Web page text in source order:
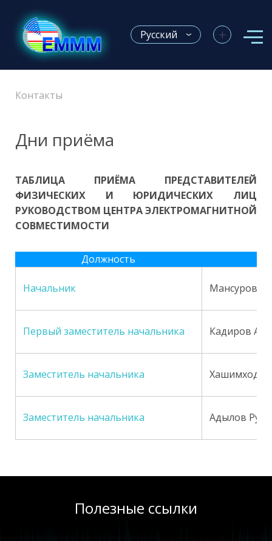
Русский +
Контакты
Дни приёма
ТАБЛИЦА ПРИЁМА ПРЕДСТАВИТЕЛЕЙ
ФИЗИЧЕСКИХ И ЮРИДИЧЕСКИХ ЛИЦ
РУКОВОДСТВОМ ЦЕНТРА ЭЛЕКТРОМАГНИТНОЙ
СОВМЕСТИМОСТИ
Должность
Начальник Мансуров
Первый заместитель начальника Кадиров
Заместитель начальника
Заместитель начальника Адылов
Полезные ссылки